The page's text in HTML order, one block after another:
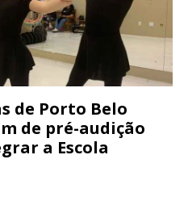
de Porto Belo
de pré-audição
a Escola